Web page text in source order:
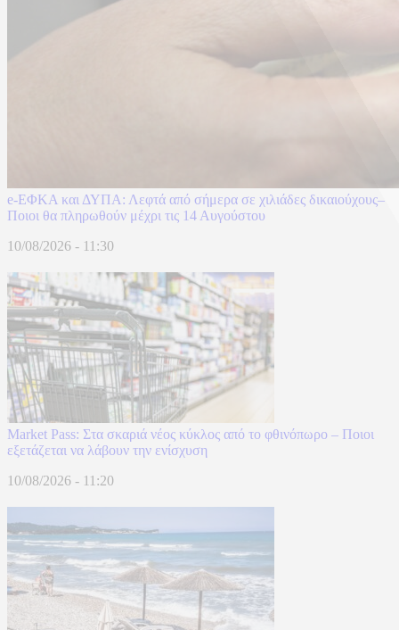
e-ΕΦΚΑ και ΔΥΠΑ: Λεφτά από σήμερα σε χιλιάδες δικαιούχους–
Ποιοι θα πληρωθούν μέχρι τις 14 Αυγούστου
10/08/2026 - 11:30
Market Pass: Στα σκαριά νέος κύκλος από το φθινόπωρο – Ποιοι
εξετάζεται να λάβουν την ενίσχυση
10/08/2026 - 11:20